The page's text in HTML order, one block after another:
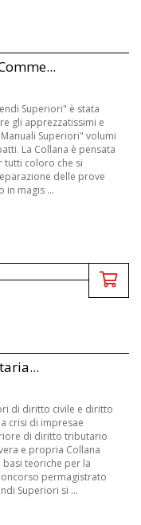
Superiori" è stata
gli apprezzatissimi e
Superiori" volumi
La Collana è pensata
tutti coloro che si
delle prove
in magis ...
di diritto civile e diritto
crisi di impresae
di diritto tributario
e propria Collana
teoriche per la
permagistrato
Superiori si ...